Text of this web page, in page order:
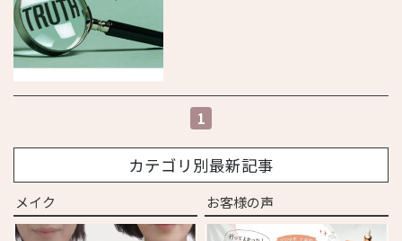
1
カテゴリ別最新記事
メイク お客様の声